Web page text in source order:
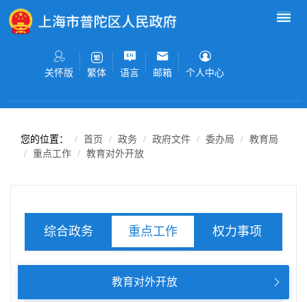
无障碍操作说明
关怀版 繁体 语言 邮箱 个人中心
您的位置： 首页 政务 政府文件 委办局
教育局
重点工作
教育对外开放
综合政务 重点工作 权力事项
教育对外开放